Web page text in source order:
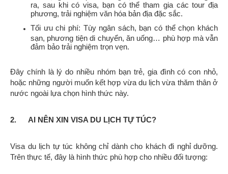
ra, sau khi có visa, bạn có thể tham gia các tour địa
phương, trải nghiệm văn hóa bản địa đặc sắc.
Tối ưu chi phí: Tùy ngân sách, bạn có thể chọn khách
sạn, phương tiện di chuyển, ăn uống… phù hợp mà vẫn
đảm bảo trải nghiệm trọn vẹn.
Đây chính là lý do nhiều nhóm bạn trẻ, gia đình có con nhỏ,
hoặc những người muốn kết hợp vừa du lịch vừa thăm thân ở
nước ngoài lựa chọn hình thức này.
2. AI NÊN XIN VISA DU LỊCH TỰ TÚC?
Visa du lịch tự túc không chỉ dành cho khách đi nghỉ dưỡng.
Trên thực tế, đây là hình thức phù hợp cho nhiều đối tượng: